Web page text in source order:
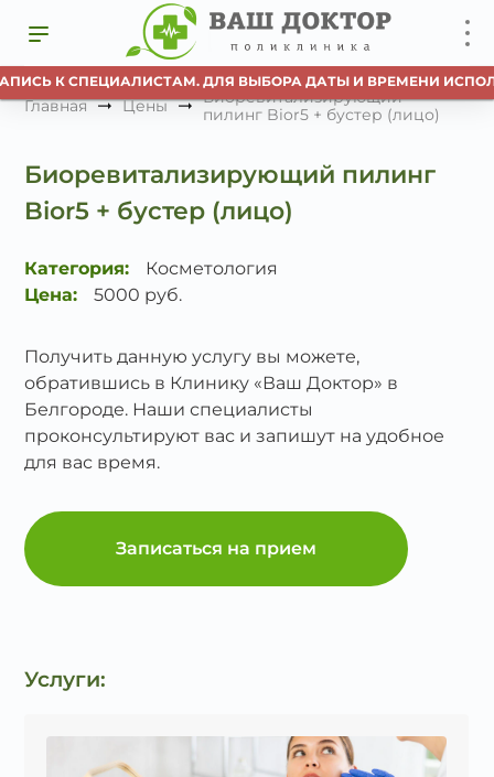
К СПЕЦИАЛИСТАМ. ДЛЯ ВЫБОРА ДАТЫ И ВРЕМЕНИ
Главная Цены
Биоревитализирующий
пилинг Bior5 + бустер (лицо)
Биоревитализирующий пилинг
Bior5 + бустер (лицо)
Категория:
Косметология
Цена:
5000 руб.
Получить данную услугу вы можете,
обратившись в Клинику «Ваш Доктор» в
Белгороде. Наши специалисты
проконсультируют вас и запишут на удобное
для вас время.
Записаться на прием
Услуги: